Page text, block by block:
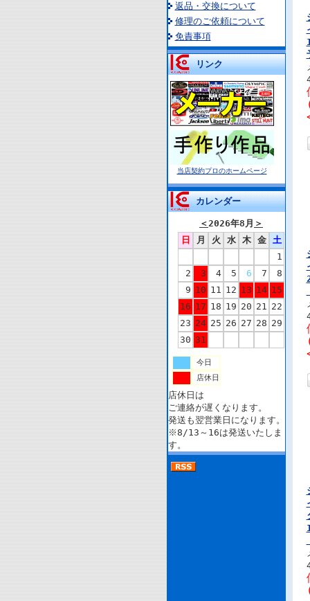
返品・交換について
修理のご依頼について
免責事項
リンク
当店契約プロのホームページ
カレンダー
＜2026年8月 ＞
日
月 火 水 木 金
土
1
2
3 4 5 6 7
8
9 10 11 12 13 14 15
16 17 18 19 20 21 22
23 24 25 26 27 28 29
30 31
今日
店休日
店休日は
ご連絡が遅くなります。
発送も翌営業日になります。
※8/13～16は発送いたしま
す。